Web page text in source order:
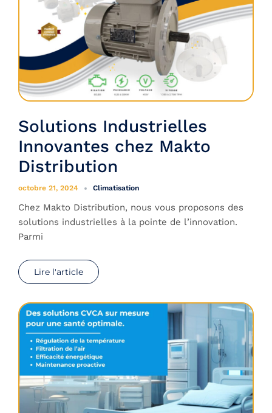
Solutions Industrielles
Innovantes chez Makto
Distribution
octobre 21, 2024 Climatisation
Chez Makto Distribution, nous vous proposons des
solutions industrielles à la pointe de l’innovation.
Parmi
Lire l'article